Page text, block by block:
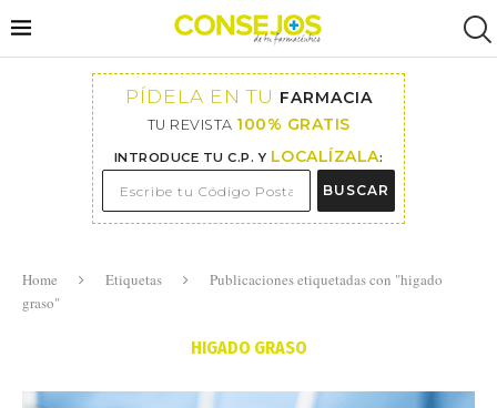
PÍDELA EN TU FARMACIA
TU REVISTA 100% GRATIS
INTRODUCE TU C.P. Y LOCALÍZALA:
BUSCAR
Home Etiquetas
Publicaciones etiquetadas con "higado
graso"
HIGADO GRASO